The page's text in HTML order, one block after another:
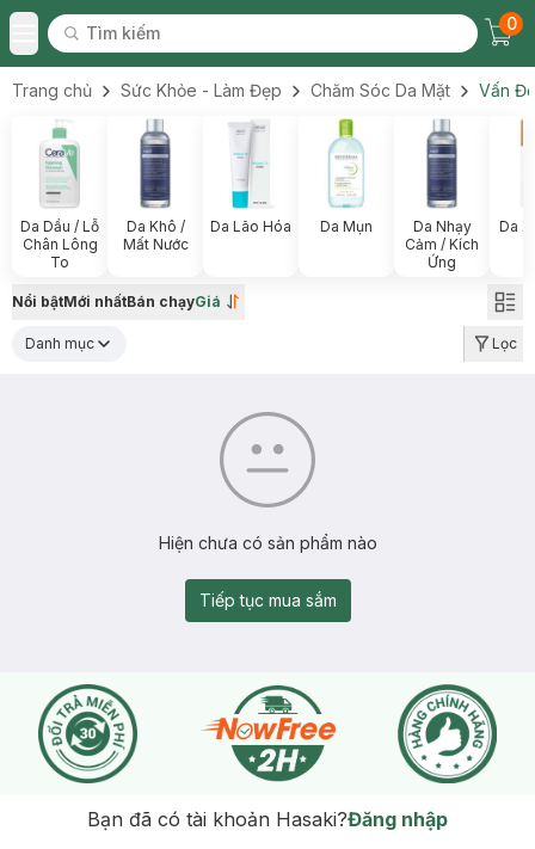
Toggle Menu
Tìm kiếm
Tìm kiếm
0
Trang chủ Sức Khỏe - Làm Đẹp Chăm Sóc Da Mặt Vấn
Da Dầu / Lỗ
Chân Lông
To
Da Khô /
Mất Nước
Da Lão Hóa Da Mụn
Da Nhạy
Cảm / Kích
Ứng
Da
Nổi bậtMới nhấtBán chạyGiá
Danh mục Lọc
Hiện chưa có sản phẩm nào
Tiếp tục mua sắm
Bạn đã có tài khoản Hasaki?Đăng nhập